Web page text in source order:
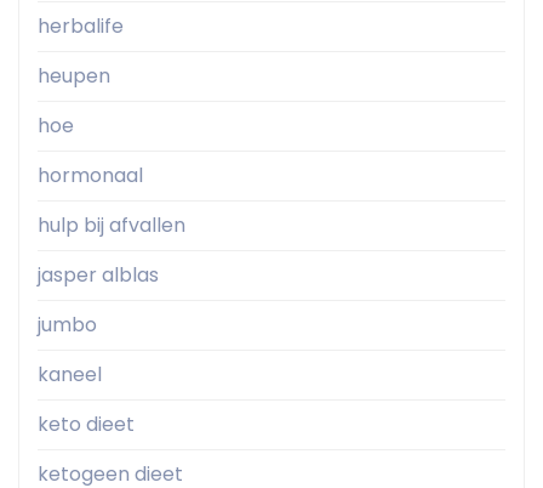
herbalife
heupen
hoe
hormonaal
hulp bij afvallen
jasper alblas
jumbo
kaneel
keto dieet
ketogeen dieet